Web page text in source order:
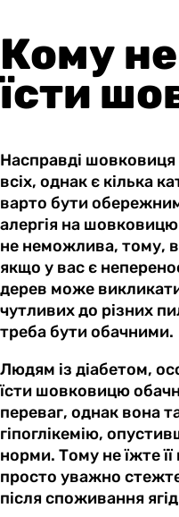
Кому
їсти
Насправді
всіх, однак є кілька
варто бути
алергія на
не неможлива, тому,
якщо у вас є
дерев може викликати
чутливих до різних
треба бути обачними.
Людям із діабетом,
їсти шовковицю
переваг, однак вона
гіпоглікемію,
норми. Тому не їжте
просто уважно
після споживання